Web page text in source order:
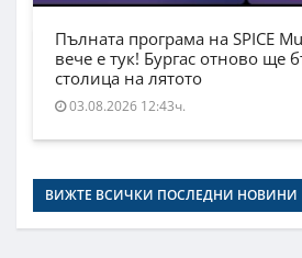
Пълната програма на SPICE
вече е тук! Бургас отново ще
столица на лятото
03.08.2026 12:43ч.
ВИЖТЕ ВСИЧКИ ПОСЛЕДНИ НОВИНИ